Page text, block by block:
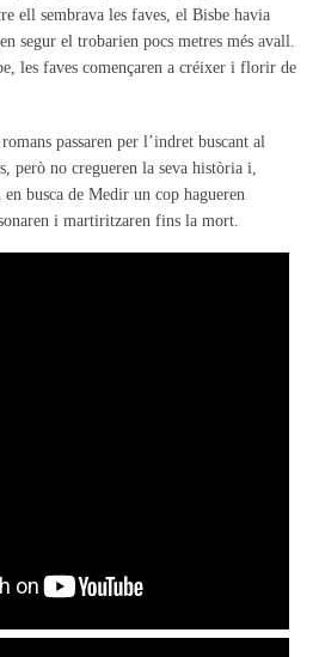
ell sembrava les faves, el Bisbe havia
segur el trobarien pocs metres més avall.
les faves començaren a créixer i florir de
passaren per l’indret buscant al
però no cregueren la seva història i,
busca de Medir un cop hagueren
i martiritzaren fins la mort.